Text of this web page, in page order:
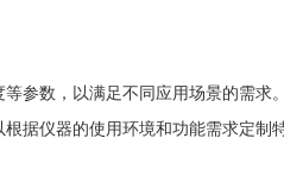
参数，以满足不同应用场景的需求
据仪器的使用环境和功能需求定制